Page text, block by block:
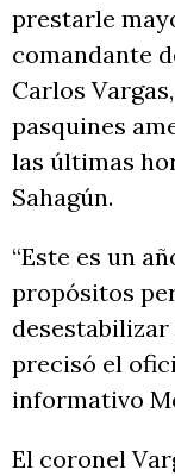
prestarle
comandante
Carlos
pasquines
las últimas
Sahagún.
“Este es un
propósitos
precisó el
informativo
El coronel